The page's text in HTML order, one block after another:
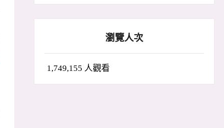
瀏覽人次
1,749,155 人觀看